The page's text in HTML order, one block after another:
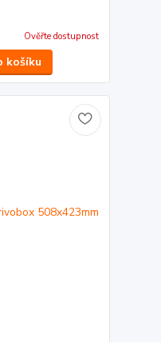
Ověřte dostupnost
košíku